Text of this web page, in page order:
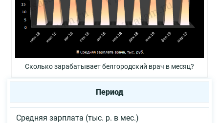
Сколько зарабатывает белгородский врач в месяц?
Период
Средняя зарплата (тыс. р. в мес.)